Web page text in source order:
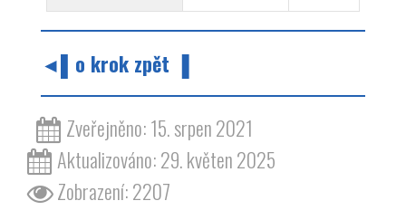
◄▌o krok zpět ▐
Zveřejněno: 15. srpen 2021
Aktualizováno: 29. květen 2025
Zobrazení: 2207